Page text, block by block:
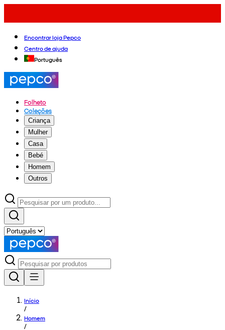
Encontrar loja Pepco
Centro de ajuda
Português
Folheto
Coleções
Criança
Mulher
Casa
Bebé
Homem
Outros
Início
/
Homem
/